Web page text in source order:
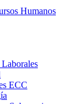
Humanos
ECC